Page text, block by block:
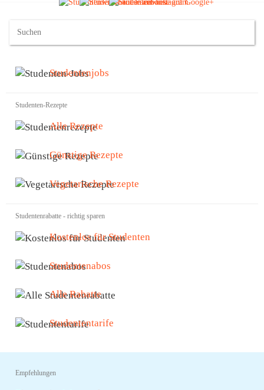
Studentenjobs
Studenten-Rezepte
Alle Rezepte
Günstige Rezepte
Vegetarische Rezepte
Studentenrabatte - richtig sparen
Kostenlos für Studenten
Studentenabos
Alle Rabatte
Studententarife
Empfehlungen